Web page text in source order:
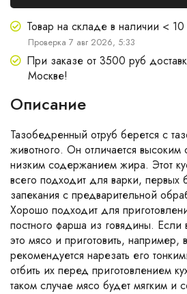
Товар на складе в наличии < 10
Проверка 7 авг 2026, 5:33
При заказе от 3500 руб
Москве!
Описание
Тазобедренный отруб берется с
животного. Он отличается
низким содержанием жира. Этот
всего подходит для варки, первых
запекания с предварительной
Хорошо подходит для
постного фарша из говядины. Если
это мясо и приготовить, например,
рекомендуется нарезать его
отбить их перед приготовлением
таком случае мясо будет мягким и